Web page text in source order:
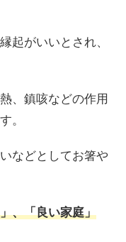
起がいいとされ、
、鎮咳などの作用
。
などとしてお箸や
、「良い家庭」